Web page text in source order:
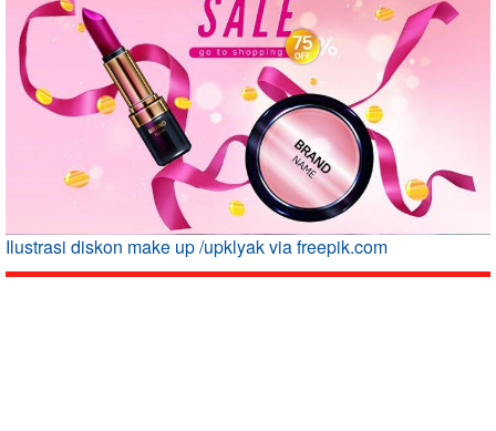
Ilustrasi diskon make up /upklyak via freepik.com